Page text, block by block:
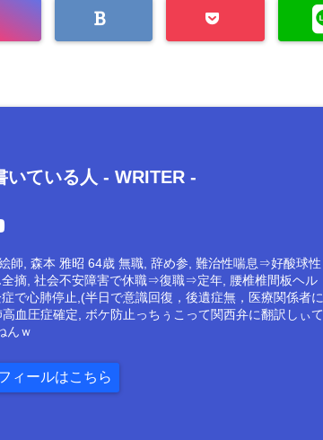
いている人 - WRITER -
師, 森本 雅昭 64歳 無職, 辞め参, 難治性喘息⇒好酸球性
全摘, 社会不安障害で休職⇒復職⇒定年, 腰椎椎間板ヘル
で心肺停止,(半日で意識回復，後遺症無，医療関係者に
血圧症確定, ボケ防止っちぅこって関西弁に翻訳しぃて
んｗ
ィールはこちら